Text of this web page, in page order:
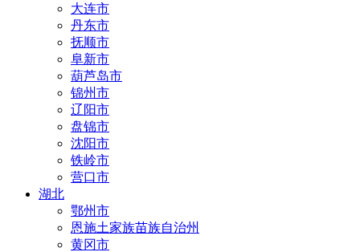
大连市
丹东市
抚顺市
阜新市
葫芦岛市
锦州市
辽阳市
盘锦市
沈阳市
铁岭市
营口市
湖北
鄂州市
恩施土家族苗族自治州
黄冈市